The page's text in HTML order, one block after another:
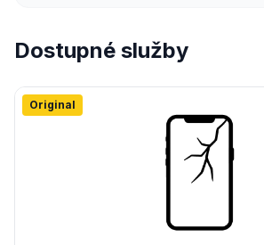
Dostupné služby
Original